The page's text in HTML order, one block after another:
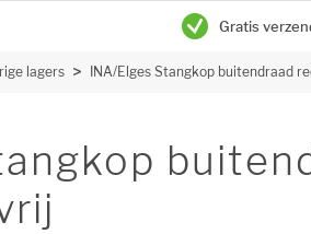
Gratis
lagers INA/Elges Stangkop buitendraad